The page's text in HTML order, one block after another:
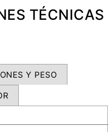
TÉCNICAS
Y PESO